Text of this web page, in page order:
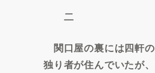
二
関口屋の裏には四軒
独り者が住んでいたが